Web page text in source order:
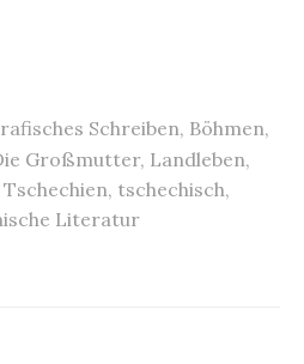
Schreiben, Böhmen,
Großmutter, Landleben,
Tschechien, tschechisch,
Literatur